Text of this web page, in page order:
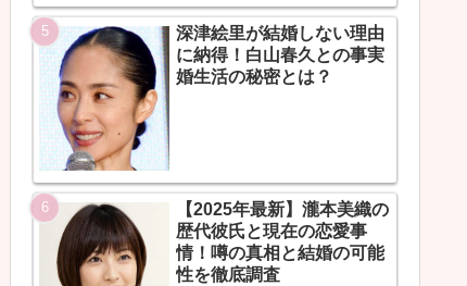
深津絵里が結婚しない理由
に納得！白山春久との事実
婚生活の秘密とは？
【2025年最新】瀧本美織の
歴代彼氏と現在の恋愛事
情！噂の真相と結婚の可能
性を徹底調査